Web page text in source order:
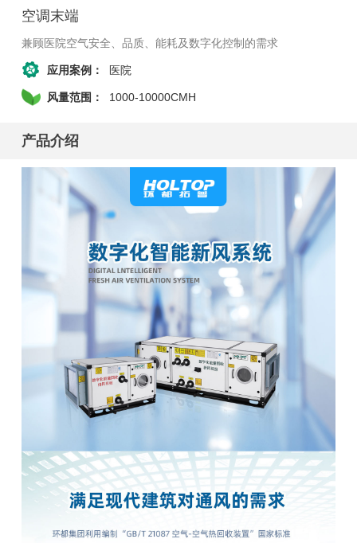
空调末端
兼顾医院空气安全、品质、能耗及数字化控制的需求
应用案例： 医院
风量范围： 1000-10000CMH
产品介绍